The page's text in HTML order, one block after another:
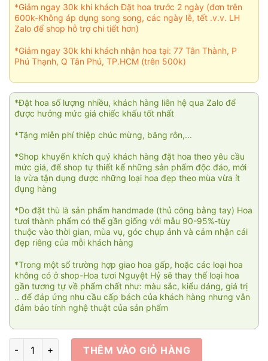
*Giảm ngay 30k khi khách Đặt hoa trước 2 ngày (đơn trên
600k-Không áp dụng song song, các ngày lễ, tết .v.v. LH
Zalo để shop hỗ trợ chi tiết hơn)
*Giảm ngay 30k khi khách nhận hoa tại: 77 Tân Thành, P
Phú Thạnh, Q Tân Phú, TP.HCM (trên 500k)
*Đặt hoa số lượng nhiều, khách hàng liên hệ qua Zalo để
được hưởng mức giá chiếc khấu tốt nhất
*Tặng miễn phí thiệp chúc mừng, băng rôn,...
*Shop khuyến khích quý khách hàng đặt hoa theo yêu cầu
mức giá, để shop tự thiết kế những sản phẩm độc đáo, mới
lạ vừa tận dụng được những loại hoa đẹp theo mùa vừa ít
đụng hàng
*Do đặt thù là sản phẩm handmade (thủ công bằng tay) Hoa
tươi thành phẩm có thể gần giống với mẫu 90-95%-tùy
thuộc vào thời gian, mùa vụ, góc chụp ảnh và cảm nhận cái
đẹp riêng của mỗi khách hàng
*Trong một số trường hợp giao hoa gấp, hoặc các loại hoa
không có ở shop-Hoa tươi Nguyệt Hỷ sẽ thay thế loại hoa
gần tương tự về phẩm chất như: màu sắc, kiểu dáng, giá trị
.. để đáp ứng nhu cầu cấp bách của khách hàng nhưng vẫn
đảm bảo tính nghệ thuật của sản phẩm
Sum vầy số lượng THÊM VÀO GIỎ HÀNG